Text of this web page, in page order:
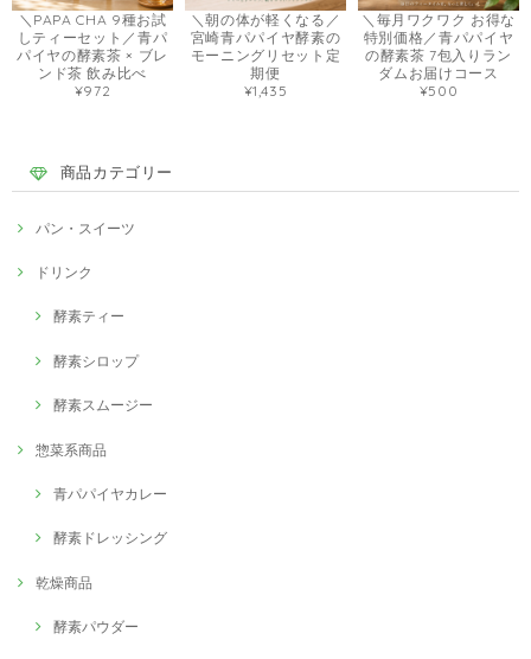
＼PAPA CHA 9種お試
しティーセット／青パ
パイヤの酵素茶 × ブレ
ンド茶 飲み比べ
¥972
＼朝の体が軽くなる／
宮崎青パパイヤ酵素の
モーニングリセット定
期便
¥1,435
＼毎月ワクワク お得な
特別価格／青パパイヤ
の酵素茶 7包入りラン
ダムお届けコース
¥500
商品カテゴリー
パン・スイーツ
ドリンク
酵素ティー
酵素シロップ
酵素スムージー
惣菜系商品
青パパイヤカレー
酵素ドレッシング
乾燥商品
酵素パウダー